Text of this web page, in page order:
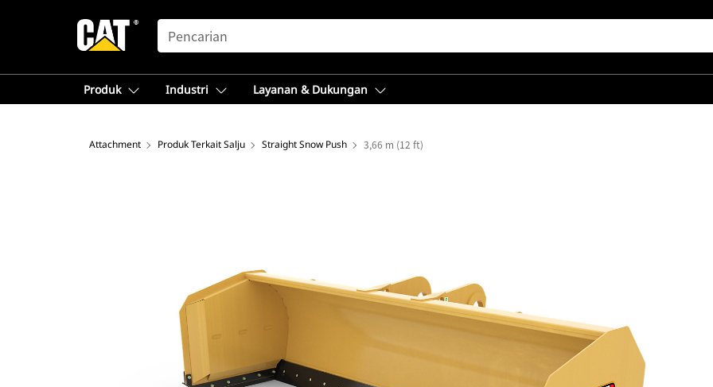
SEARCH
Produk Industri Layanan & Dukungan
Attachment Produk Terkait Salju Straight Snow Push 3,66 m (12 ft)